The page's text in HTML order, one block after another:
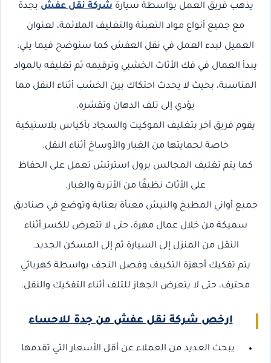
يذهب فريق العمل بواسطة سيارةشركة نقل عفشبجدة
مع جميع أنواع مواد التعبئة والتغليف الملائمة، لعنوان
العميل لبدء العمل في نقل العفش كما سنوضح فيما يلي:
يبدأ العمال في فك الأثاث الخشبي وترقيمه ثم تغليفه بالمواد
المناسبة، بحيث لا يحدث احتكاك بين الخشب أثناء النقل مما
يؤدي إلى تلف الدهان وتقشره.
يقوم فريق آخر بتغليف الموكيت والسجاد بأكياس بلاستيكية
خاصة لحمايتها من الغبار والأوساخ أثناء النقل.
كما يتم تغليف المجالس برول استرتش تعمل على الحفاظ
على الأثاث نظيفًا من الأتربة والغبار.
جميع أواني المطبخ والنيش معبأة بعناية وتوضع في صناديق
سميكة من خلال عمال مهرة، حتى لا تتعرض للكسر أثناء
النقل من المنزل إلى السيارة ثم إلى المسكن الجديد.
يتم تفكيك أجهزة التكييف وفصل النجف بواسطة كهربائي
محترف، حتى لا يتعرض الجهاز للتلف أثناء التفكيك والنقل.
ارخص شركة نقل عفش من جدة للاحساء
يبحث العديد من العملاء عن أقل الأسعار التي تقدمها